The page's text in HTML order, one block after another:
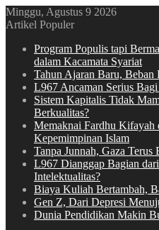
Minggu, Agustus 9 2026
Artikel Populer
Program Populis tapi
dalam Kacamata Syariat
Tahun Ajaran Baru, Beban
L967 Ancaman Serius
Sistem Kapitalis Tidak
Berkualitas?
Memaknai Fardhu Kifayah
Kepemimpinan Islam
Tanpa Junnah, Gaza Terus
L967 Dianggap Bagian
Intelektualitas?
Biaya Kuliah Bertambah,
Gen Z, Dari Depresi
Dunia Pendidikan Makin